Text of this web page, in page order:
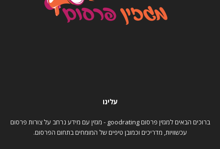
עלינו
ברוכים הבאים למגזין פרסום goodrating - מגזין עם מידע נרחב על צורות פרסום
עכשוויות, מדריכים וכמובן טיפים של המומחים בתחום הפרסום.